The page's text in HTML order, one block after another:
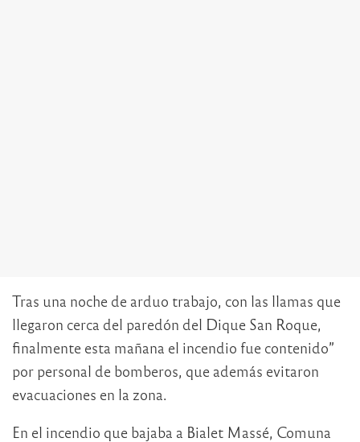
Tras una noche de arduo trabajo, con las llamas que
llegaron cerca del paredón del Dique San Roque,
finalmente esta mañana el incendio fue contenido”
por personal de bomberos, que además evitaron
evacuaciones en la zona.
En el incendio que bajaba a Bialet Massé, Comuna